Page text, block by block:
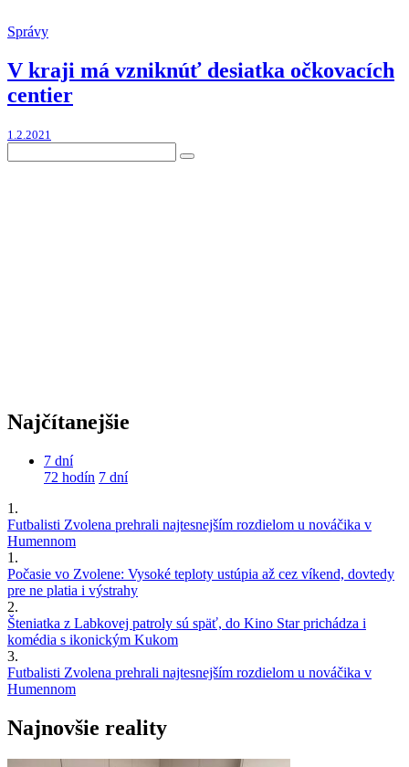
Správy
V kraji má vzniknúť desiatka očkovacích
centier
1.2.2021
Najčítanejšie
7 dní
72 hodín 7 dní
1.
Futbalisti Zvolena prehrali najtesnejším rozdielom u nováčika v
Humennom
1.
Počasie vo Zvolene: Vysoké teploty ustúpia až cez víkend, dovtedy
pre ne platia i výstrahy
2.
Šteniatka z Labkovej patroly sú späť, do Kino Star prichádza i
komédia s ikonickým Kukom
3.
Futbalisti Zvolena prehrali najtesnejším rozdielom u nováčika v
Humennom
Najnovšie reality